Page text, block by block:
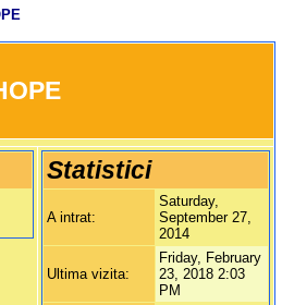
Statistici
A intrat:
Saturday,
September 27,
2014
Ultima vizita:
Friday, February
23, 2018 2:03
PM